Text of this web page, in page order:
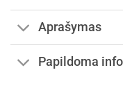
Aprašymas
Papildoma